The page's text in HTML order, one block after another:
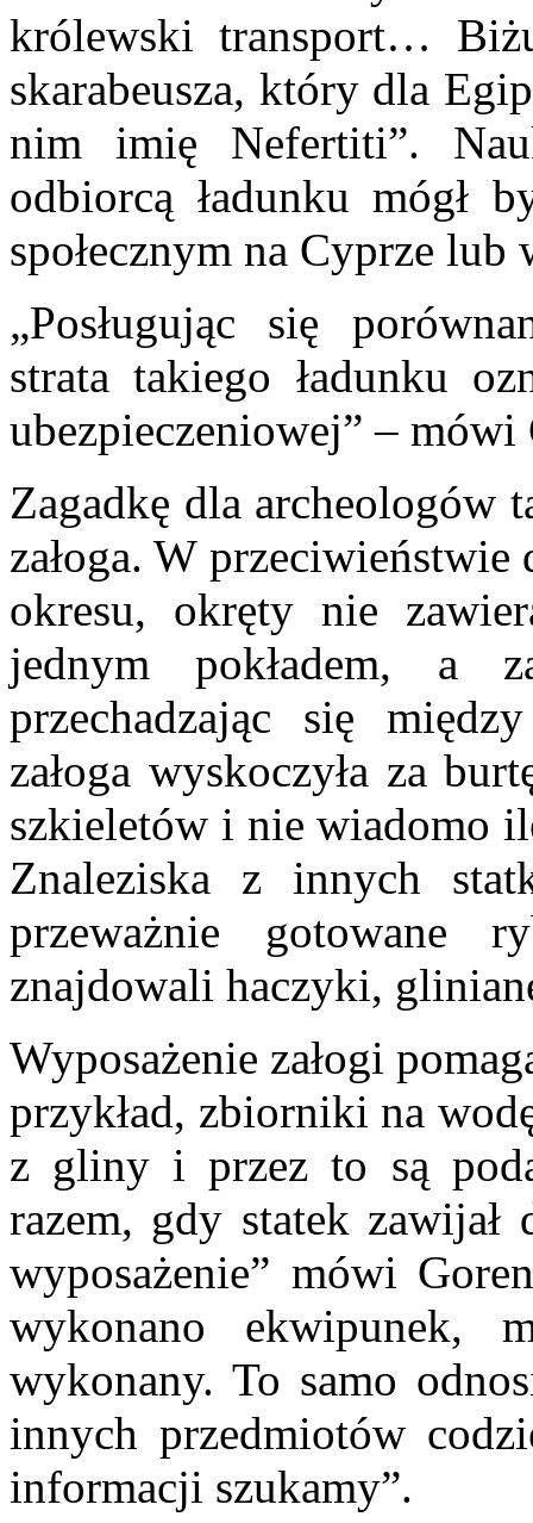
królewski transport…
skarabeusza, który dla
nim imię Nefertiti”.
odbiorcą ładunku mógł
społecznym na Cyprze lub
„Posługując się
strata takiego ładunku
ubezpieczeniowej” – mówi
Zagadkę dla archeologów
załoga. W
okresu, okręty nie
jednym pokładem, a
przechadzając się
załoga wyskoczyła za
szkieletów i nie wiadomo
Znaleziska z innych
przeważnie gotowane
znajdowali haczyki,
Wyposażenie załogi
przykład, zbiorniki na
z gliny i przez to są
razem, gdy statek zawijał
wyposażenie” mówi
wykonano ekwipunek,
wykonany. To samo
innych przedmiotów
informacji szukamy”.